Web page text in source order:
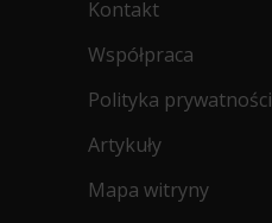
Kontakt
Współpraca
Polityka prywatności
Artykuły
Mapa witryny